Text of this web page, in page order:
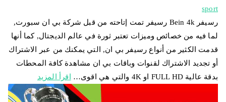
sport
رسيفر Bein 4k رسيفر تمت إتاحته من قبل شركة بي ان سبورت,
لما فيه من خصائص وميزات تعتبر ثورة في عالم الديجتال, كما أنها
قدمت الكثير من أنواع رسيفر بي ان, التي يمكنك من عبر الاشتراك
أو تجديد الاشتراك لقنوات وباقات بي ان مشاهدة كافة المحطات
بدقة عالية FULL HD او 4K والتي هي اقوى…
اقرأ المزيد